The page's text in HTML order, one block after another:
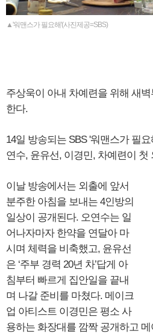
▲'워맨스가 필요해'(사진제공=SBS)
주상욱이 아내 차예련을 위해 새벽
한다.
14일 방송되는 SBS '워맨스가 필요
연수, 윤유선, 이경민, 차예련이 첫
이날 방송에서는 외출에 앞서
분주한 아침을 보내는 4인방의
일상이 공개된다. 오연수는 일
어나자마자 한약을 연달아 마
시며 체력을 비축했고, 윤유선
은 ‘주부 경력 20년 차’답게 아
침부터 빠르게 집안일을 끝내
며 나갈 준비를 마쳤다. 메이크
업 아티스트 이경민은 평소 사
용하는 화장대를 깜짝 공개하고